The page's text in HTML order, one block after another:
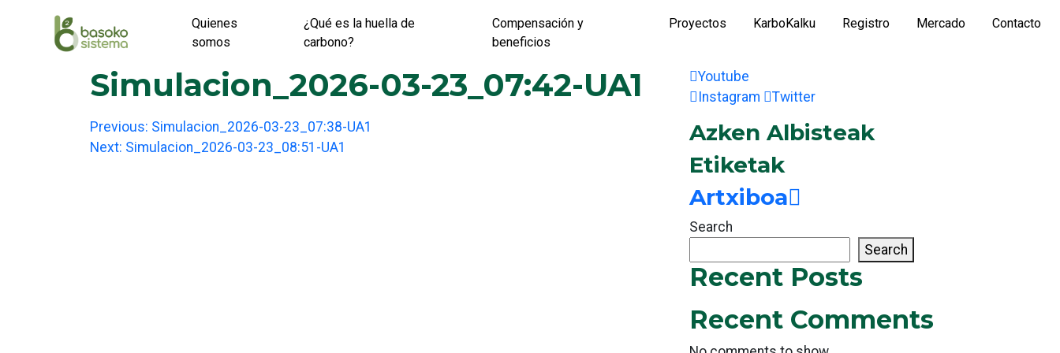
Quienes
somos
¿Qué es la huella de
carbono?
Compensación y
beneficios
Proyectos KarboKalku Registro Mercado Contacto
Simulacion_2026-03-23_07:42-UA1
Post
navigation
Previous: Simulacion_2026-03-23_07:38-UA1
Next: Simulacion_2026-03-23_08:51-UA1
Youtube
Instagram
Twitter
Azken Albisteak
Etiketak
Artxiboa
Search
Search
Recent Posts
Recent Comments